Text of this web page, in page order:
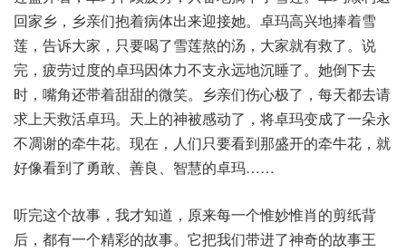
回家乡，乡亲们抱着病体出来迎接她。卓玛高兴地捧着雪
莲，告诉大家，只要喝了雪莲熬的汤，大家就有救了。说
完，疲劳过度的卓玛因体力不支永远地沉睡了。她倒下去
时，嘴角还带着甜甜的微笑。乡亲们伤心极了，每天都去请
求上天救活卓玛。天上的神被感动了，将卓玛变成了一朵永
不凋谢的牵牛花。现在，人们只要看到那盛开的牵牛花，就
好像看到了勇敢、善良、智慧的卓玛……
听完这个故事，我才知道，原来每一个惟妙惟肖的剪纸背
后，都有一个精彩的故事。它把我们带进了神奇的故事王